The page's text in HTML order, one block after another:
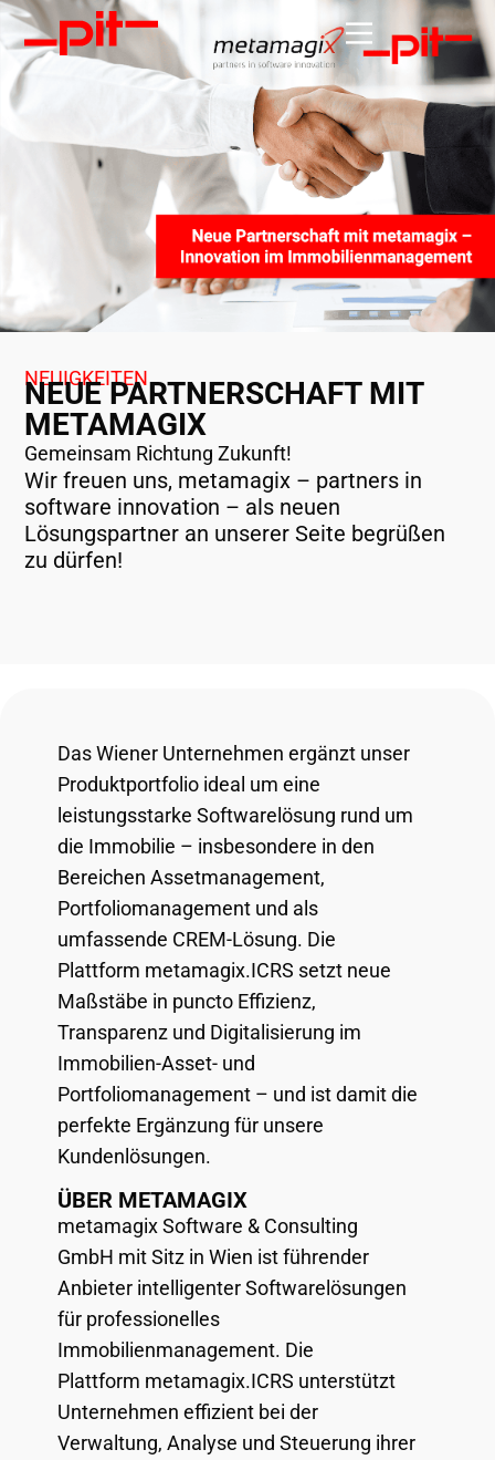
NEUIGKEITEN
NEUE PARTNERSCHAFT MIT
METAMAGIX
Gemeinsam Richtung Zukunft!
Wir freuen uns, metamagix – partners in
software innovation – als neuen
Lösungspartner an unserer Seite begrüßen
zu dürfen!
Das Wiener Unternehmen ergänzt unser
Produktportfolio ideal um eine
leistungsstarke Softwarelösung rund um
die Immobilie – insbesondere in den
Bereichen Assetmanagement,
Portfoliomanagement und als
umfassende CREM-Lösung. Die
Plattform metamagix.ICRS setzt neue
Maßstäbe in puncto Effizienz,
Transparenz und Digitalisierung im
Immobilien-Asset- und
Portfoliomanagement – und ist damit die
perfekte Ergänzung für unsere
Kundenlösungen.
ÜBER METAMAGIX
metamagix Software & Consulting
GmbH mit Sitz in Wien ist führender
Anbieter intelligenter Softwarelösungen
für professionelles
Immobilienmanagement. Die
Plattform metamagix.ICRS unterstützt
Unternehmen effizient bei der
Verwaltung, Analyse und Steuerung ihrer